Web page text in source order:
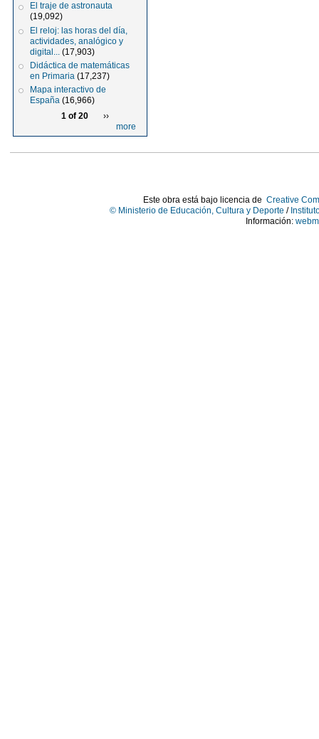
El traje de astronauta
(19,092)
El reloj: las horas del día,
actividades, analógico y
digital...
(17,903)
Didáctica de matemáticas
en Primaria (17,237)
Mapa interactivo de
España (16,966)
1 of 20
››
more
Este obra está bajo licencia de Creative
© Ministerio de Educación, Cultura y Deporte /
Información: